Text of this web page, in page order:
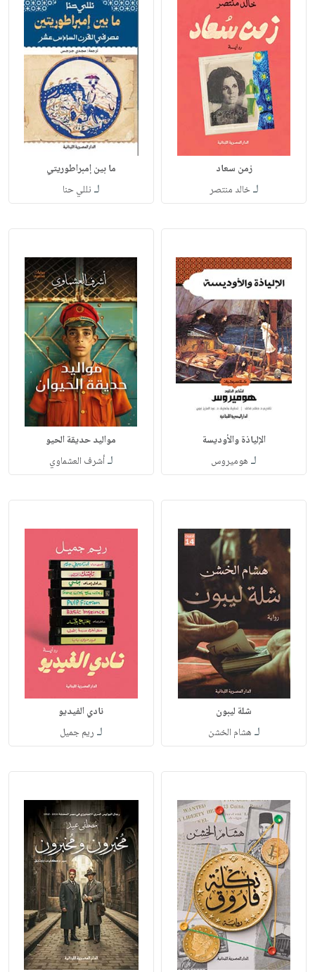
زمن سعاد
لـخالد منتصر
ما بين إمبراطوريتي
لـ نللي حنا
الإلياذة والأوديسة
لـ هوميروس
مواليد حديقة الحيو
لـأشرف العشماوي
شلة ليبون
لـ هشام الخشن
نادي الفيديو
لـ ريم جميل